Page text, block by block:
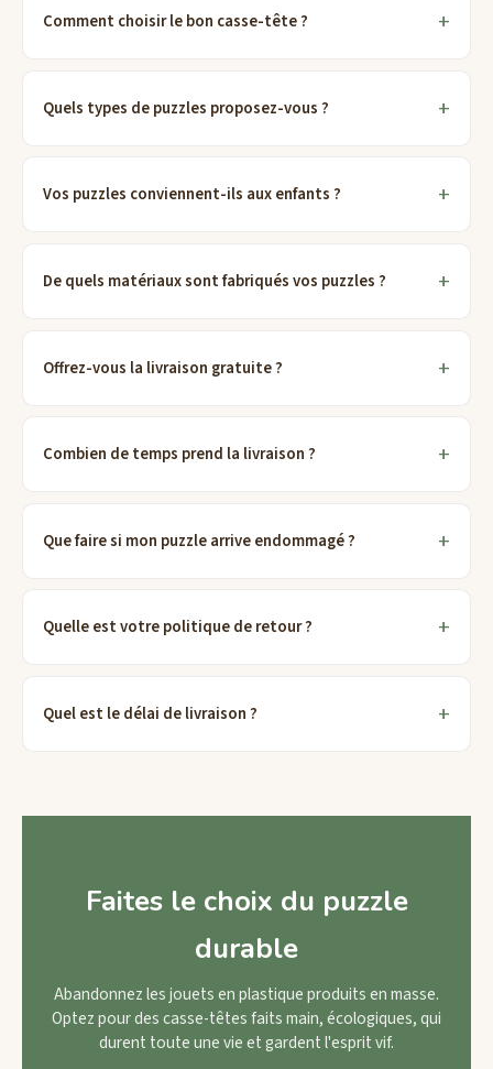
Comment choisir le bon casse-tête ?
Quels types de puzzles proposez-vous ?
Vos puzzles conviennent-ils aux enfants ?
De quels matériaux sont fabriqués vos puzzles ?
Offrez-vous la livraison gratuite ?
Combien de temps prend la livraison ?
Que faire si mon puzzle arrive endommagé ?
Quelle est votre politique de retour ?
Quel est le délai de livraison ?
Faites le choix du puzzle
durable
Abandonnez les jouets en plastique produits en masse.
Optez pour des casse-têtes faits main, écologiques, qui
durent toute une vie et gardent l'esprit vif.